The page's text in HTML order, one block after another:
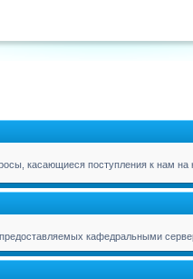
касающиеся поступления к нам на
кафедральными